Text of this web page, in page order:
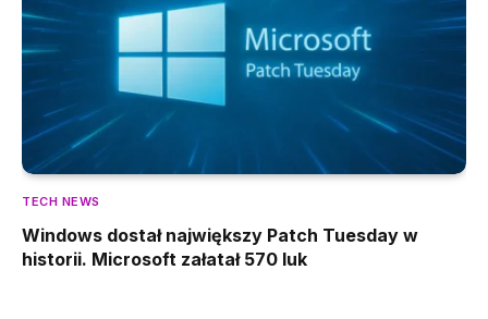
TECH NEWS
Windows dostał największy Patch Tuesday w
historii. Microsoft załatał 570 luk